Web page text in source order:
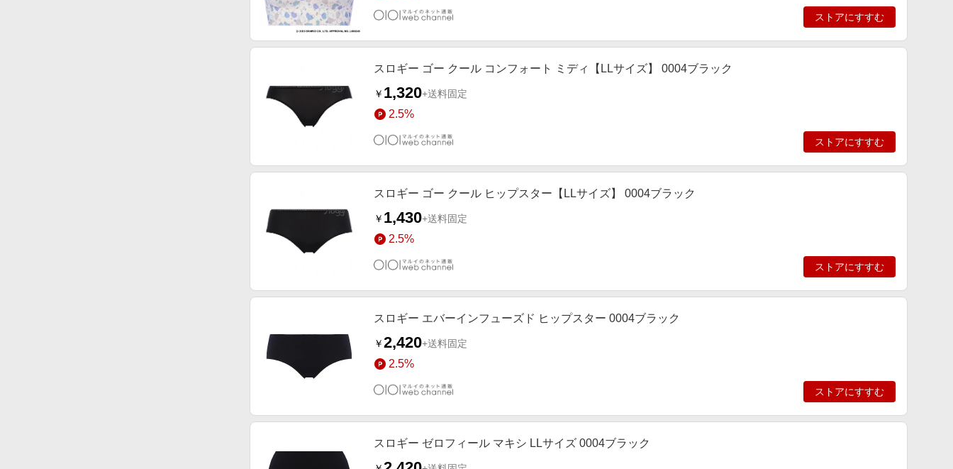
ストアにすすむ
スロギー ゴー クール コンフォート ミディ【LLサイズ】 0004ブラック
￥ 1,320+送料固定
2.5%
ストアにすすむ
スロギー ゴー クール ヒップスター【LLサイズ】 0004ブラック
￥ 1,430+送料固定
2.5%
ストアにすすむ
スロギー エバーインフューズド ヒップスター 0004ブラック
￥2,420+送料固定
2.5%
ストアにすすむ
スロギー ゼロフィール マキシ LLサイズ 0004ブラック